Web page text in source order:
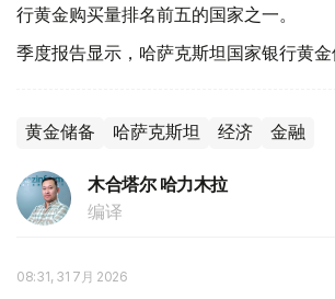
行黄金购买量排名前五的国家之一。
季度报告显示，哈萨克斯坦国家银行黄金
黄金储备 哈萨克斯坦 经济 金融
木合塔尔 哈力木拉
编译
08:31, 31 7月 2026